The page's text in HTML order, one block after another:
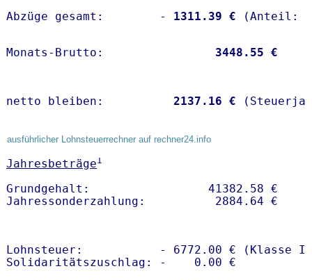
Abzüge gesamt:        -
1311.39 €
Monats-Brutto: 3448.55 €
netto bleiben: 2137.16 €
ausführlicher Lohnsteuerrechner auf rechner24.info
Jahresbeträge1
Grundgehalt:                 41382.58 €
Lohnsteuer:           - 6772.00 € (Klasse I)
Solidaritätszuschlag: -    0.00 €